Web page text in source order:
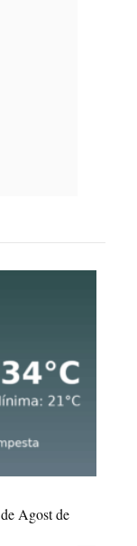
Agost de